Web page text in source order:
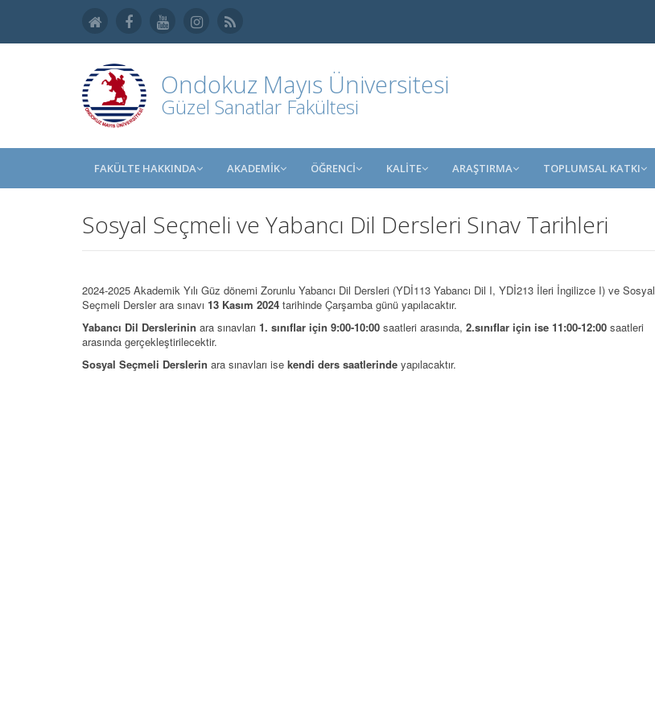
Ondokuz Mayıs Üniversitesi
Güzel Sanatlar Fakültesi
FAKÜLTE HAKKINDA AKADEMİK ÖĞRENCİ KALİTE ARAŞTIRMA TOPLUMSAL KATKI
Sosyal Seçmeli ve Yabancı Dil Dersleri Sınav Tarihleri
2024-2025 Akademik Yılı Güz dönemi Zorunlu Yabancı Dil Dersleri (YDİ113 Yabancı Dil I, YDİ213 İleri İngilizce I) ve Sosyal
Seçmeli Dersler ara sınavı 13 Kasım 2024 tarihinde Çarşamba günü yapılacaktır.
Yabancı Dil Derslerinin ara sınavları 1. sınıflar için 9:00-10:00 saatleri arasında, 2.sınıflar için ise 11:00-12:00 saatleri
arasında gerçekleştirilecektir.
Sosyal Seçmeli Derslerin ara sınavları ise kendi ders saatlerinde yapılacaktır.